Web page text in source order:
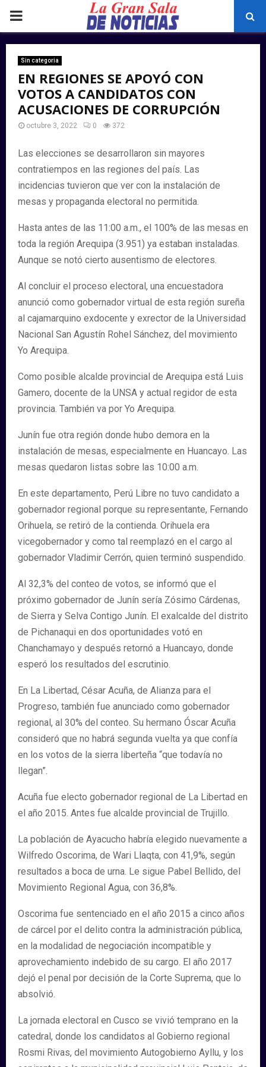
PRIMARY
MENU
Sin categoria
EN REGIONES SE APOYÓ CON
VOTOS A CANDIDATOS CON
ACUSACIONES DE CORRUPCIÓN
octubre 3, 2022 0 372
Las elecciones se desarrollaron sin mayores
contratiempos en las regiones del país. Las
incidencias tuvieron que ver con la instalación de
mesas y propaganda electoral no permitida.
Hasta antes de las 11:00 a.m., el 100% de las mesas en
toda la región Arequipa (3.951) ya estaban instaladas.
Aunque se notó cierto ausentismo de electores.
Al concluir el proceso electoral, una encuestadora
anunció como gobernador virtual de esta región sureña
al cajamarquino exdocente y exrector de la Universidad
Nacional San Agustín Rohel Sánchez, del movimiento
Yo Arequipa.
Como posible alcalde provincial de Arequipa está Luis
Gamero, docente de la UNSA y actual regidor de esta
provincia. También va por Yo Arequipa.
Junín fue otra región donde hubo demora en la
instalación de mesas, especialmente en Huancayo. Las
mesas quedaron listas sobre las 10:00 a.m.
En este departamento, Perú Libre no tuvo candidato a
gobernador regional porque su representante, Fernando
Orihuela, se retiró de la contienda. Orihuela era
vicegobernador y como tal reemplazó en el cargo al
gobernador Vladimir Cerrón, quien terminó suspendido.
Al 32,3% del conteo de votos, se informó que el
próximo gobernador de Junín sería Zósimo Cárdenas,
de Sierra y Selva Contigo Junín. El exalcalde del distrito
de Pichanaqui en dos oportunidades votó en
Chanchamayo y después retornó a Huancayo, donde
esperó los resultados del escrutinio.
En La Libertad, César Acuña, de Alianza para el
Progreso, también fue anunciado como gobernador
regional, al 30% del conteo. Su hermano Óscar Acuña
consideró que no habrá segunda vuelta ya que confía
en los votos de la sierra liberteña “que todavía no
llegan”.
Acuña fue electo gobernador regional de La Libertad en
el año 2015. Antes fue alcalde provincial de Trujillo.
La población de Ayacucho habría elegido nuevamente a
Wilfredo Oscorima, de Wari Llaqta, con 41,9%, según
resultados a boca de urna. Le sigue Pabel Bellido, del
Movimiento Regional Agua, con 36,8%.
Oscorima fue sentenciado en el año 2015 a cinco años
de cárcel por el delito contra la administración pública,
en la modalidad de negociación incompatible y
aprovechamiento indebido de su cargo. El año 2017
dejó el penal por decisión de la Corte Suprema, que lo
absolvió.
La jornada electoral en Cusco se vivió temprano en la
catedral, donde los candidatos al Gobierno regional
Rosmi Rivas, del movimiento Autogobierno Ayllu, y los